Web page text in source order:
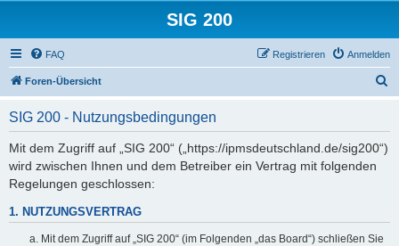
SIG 200
FAQ Anmelden
Registrieren
Foren-Übersicht
SIG 200 - Nutzungsbedingungen
Mit dem Zugriff auf „SIG 200“ („https://ipmsdeutschland.de/sig200“)
wird zwischen Ihnen und dem Betreiber ein Vertrag mit folgenden
Regelungen geschlossen:
1. NUTZUNGSVERTRAG
Mit dem Zugriff auf „SIG 200“ (im Folgenden „das Board“) schließen Sie